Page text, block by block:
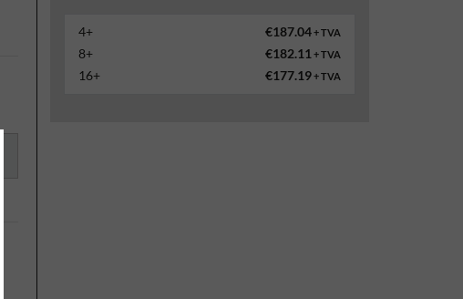
4+ €187.04+ TVA
8+ €182.11 + TVA
16+ €177.19+ TVA